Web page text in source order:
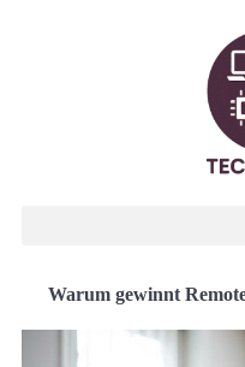
Warum gewinnt